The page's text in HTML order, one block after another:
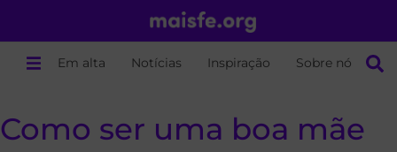
Em alta Notícias Inspiração Sobre nós
Como ser uma boa mãe